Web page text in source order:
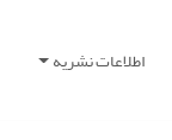
اطلاعات نشریه